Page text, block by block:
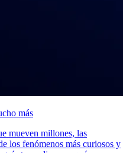
más
mueven millones, las
los fenómenos más curiosos y